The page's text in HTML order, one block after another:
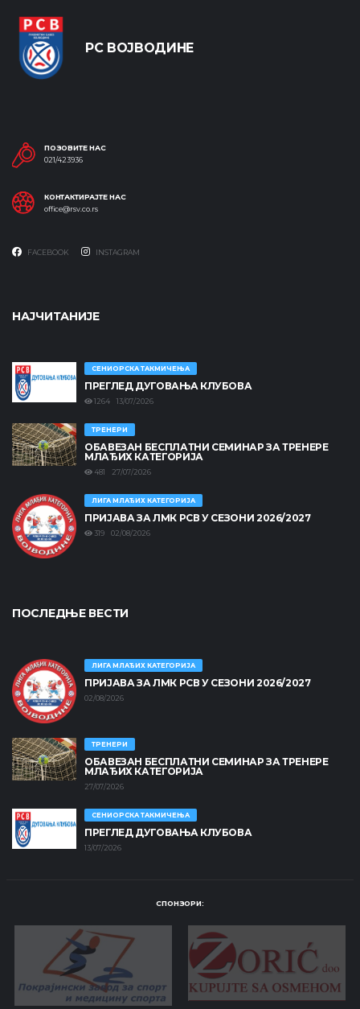
РС ВОЈВОДИНЕ
ПОЗОВИТЕ НАС
021/423936
КОНТАКТИРАЈТЕ НАС
office@rsv.co.rs
FACEBOOK INSTAGRAM
НАЈЧИТАНИЈЕ
СЕНИОРСКА ТАКМИЧЕЊА
ПРЕГЛЕД ДУГОВАЊА КЛУБОВА
1264 13/07/2026
ТРЕНЕРИ
ОБАВЕЗАН БЕСПЛАТНИ СЕМИНАР ЗА ТРЕНЕРЕ
МЛАЂИХ КАТЕГОРИЈА
481 27/07/2026
ЛИГА МЛАЂИХ КАТЕГОРИЈА
ПРИЈАВА ЗА ЛМК РСВ У СЕЗОНИ 2026/2027
319 02/08/2026
ПОСЛЕДЊЕ ВЕСТИ
ЛИГА МЛАЂИХ КАТЕГОРИЈА
ПРИЈАВА ЗА ЛМК РСВ У СЕЗОНИ 2026/2027
02/08/2026
ТРЕНЕРИ
ОБАВЕЗАН БЕСПЛАТНИ СЕМИНАР ЗА ТРЕНЕРЕ
МЛАЂИХ КАТЕГОРИЈА
27/07/2026
СЕНИОРСКА ТАКМИЧЕЊА
ПРЕГЛЕД ДУГОВАЊА КЛУБОВА
13/07/2026
СПОНЗОРИ: